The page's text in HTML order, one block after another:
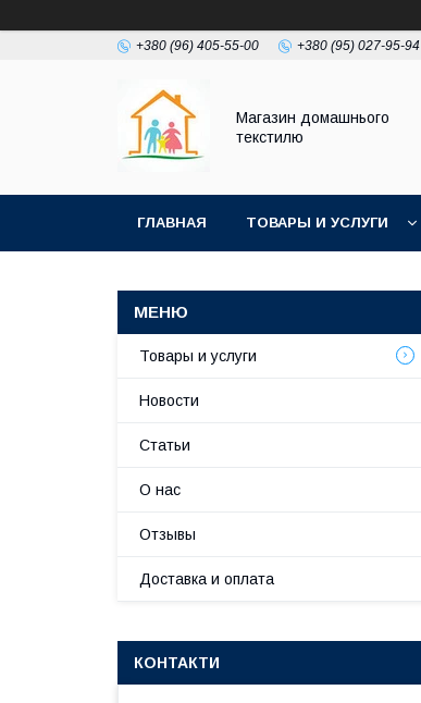
+380 (96) 405-55-00 +380 (95) 027-95-94
Магазин домашнього
текстилю
ГЛАВНАЯ ТОВАРЫ И УСЛУГИ
Товары и услуги
Новости
Статьи
О нас
Отзывы
Доставка и оплата
КОНТАКТИ